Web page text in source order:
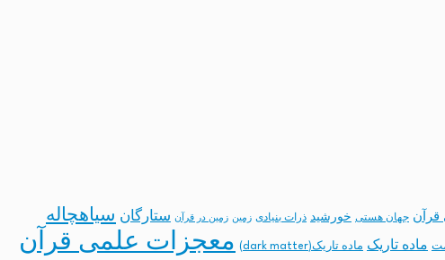
قرآن جهان هستی خورشید ذرات بنیادی زمین زمین در قرآن ستارگان سیاهچاله
ماده تاریک ماده تاریک(dark matter) معجزات علمی قرآن